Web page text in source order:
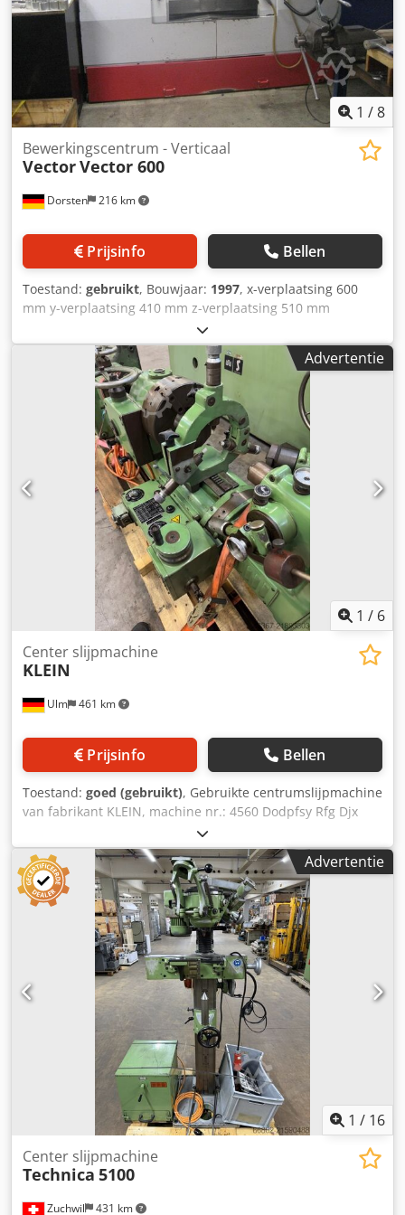
80mm d.m.v. slinger -dresseerinrichting met diamant,
dwarse instelling = 80mm Tafel verdere details: -met vast
center 60° -snelheid 63 / 125 rpm. -verticale verstelling
600mm, hoogte 1.100mm, handmatige bediening
Middenstandaard: -prismageleider Accessoires: -vast
midden L=180mm -vaste punt L=300mm -div.
asslijpmachine -div. opspan- en hulpuitrusting *
1 /8
Dorsten 216 km
Bewerkingscentrum - Verticaal
VectorVector 600
Prijsinfo Bellen
Toestand: gebruikt, Bouwjaar: 1997, x-verplaatsing 600
mm y-verplaatsing 410 mm z-verplaatsing 510 mm
Besturing: Fanuc Dksdpfxoyqut Es Ahnor Type: Serie 0-MD
mm Gereedschapswisselaar: 16 posities Spindelopname:
ISO 40 De machine is zeer goed onderhouden De
technische gegevens zijn opgave van fabrikant of
gebruiker en daardoor voor ons niet bindend. Tussentijdse
verkoop voorbehouden; uitsluitend onze algemene
verkoop- en leveringsvoorwaarden zijn van toepassing.
Over ons meer dan 400 eigen machines op voorraad meer
dan 15.000 m² opslagruimte, hijscapaciteit tot 70 ton meer
dan 10.000 artikelen accessoires voor uw werkplaats Wilt u
machines, productielijnen of uw bedrijf verkopen, neem
dan contact met ons op. Meer aanbiedingen vindt u op
onze website. Bezichtigen is mogelijk op afspraak. Wij
kijken uit naar uw bezoek. Uw Markus Hirsch-team
Advertentie
1 / 6
Ulm 461 km
Center slijpmachine
KLEIN
Prijsinfo Bellen
Toestand: goed (gebruikt), Gebruikte centrumslijpmachine
van fabrikant KLEIN, machine nr.: 4560 Dodpfsy Rfg Djx
Advertentie
1 / 16
Zuchwil 431 km
Center slijpmachine
Technica 5100